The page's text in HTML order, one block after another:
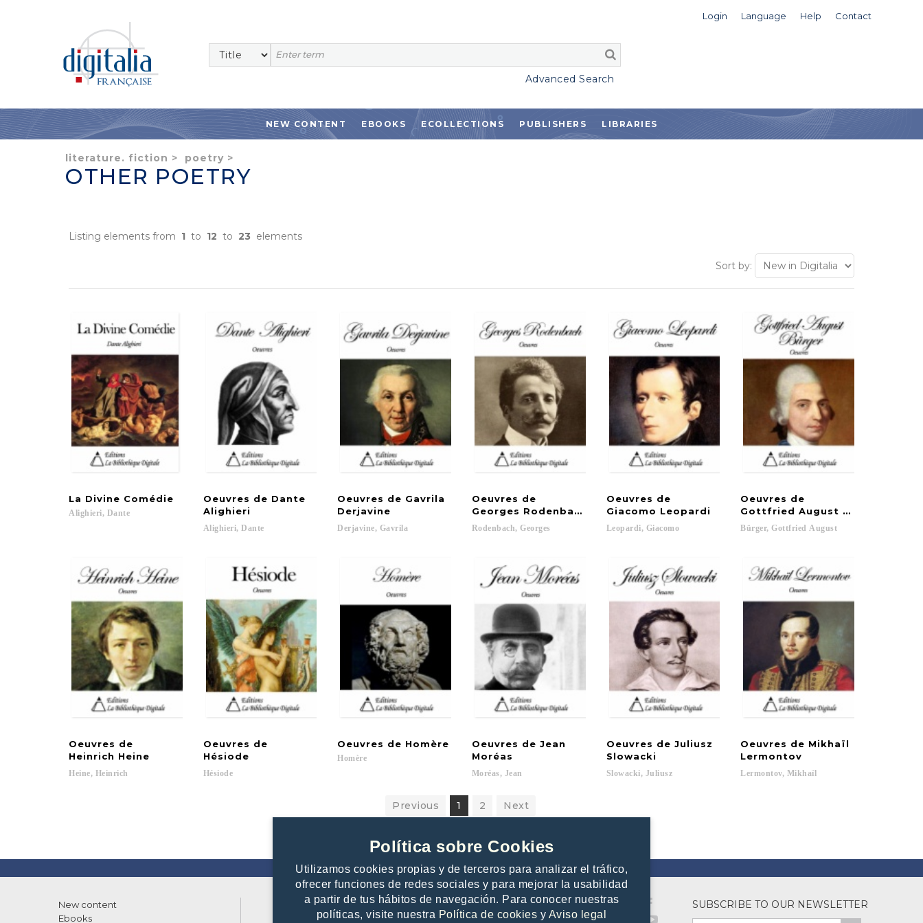
Política sobre Cookies
Utilizamos cookies propias y de terceros para analizar el tráfico,
ofrecer funciones de redes sociales y para mejorar la usabilidad
a partir de tus hábitos de navegación. Para conocer nuestras
políticas, visite nuestra Política de cookies y Aviso legal
Login Language Help Contact
Advanced Search
NEW CONTENT EBOOKS ECOLLECTIONS PUBLISHERS LIBRARIES
literature. fiction > poetry >
OTHER POETRY
Listing elements from 1 to 12 to 23 elements
Sort by:
La Divine Comédie
Alighieri, Dante
Oeuvres de Dante
Alighieri
Alighieri, Dante
Oeuvres de Gavrila
Derjavine
Derjavine, Gavrila
Oeuvres de
Georges Rodenbach
Rodenbach, Georges
Oeuvres de
Giacomo Leopardi
Leopardi, Giacomo
Oeuvres de
Gottfried August Bürger
Bürger, Gottfried August
Oeuvres de
Heinrich Heine
Heine, Heinrich
Oeuvres de
Hésiode
Hésiode
Oeuvres de Homère
Homère
Oeuvres de Jean
Moréas
Moréas, Jean
Oeuvres de Juliusz
Slowacki
Slowacki, Juliusz
Oeuvres de Mikhaïl
Lermontov
Lermontov, Mikhaïl
Previous 1 2 Next
New content
Ebooks
List of publishers
What we offer to publishers
Contacto
Help
SUBSCRIBE TO OUR NEWSLETTER